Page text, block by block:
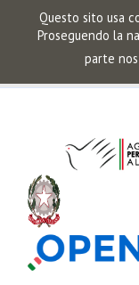
Questo sito usa
Proseguendo la
parte